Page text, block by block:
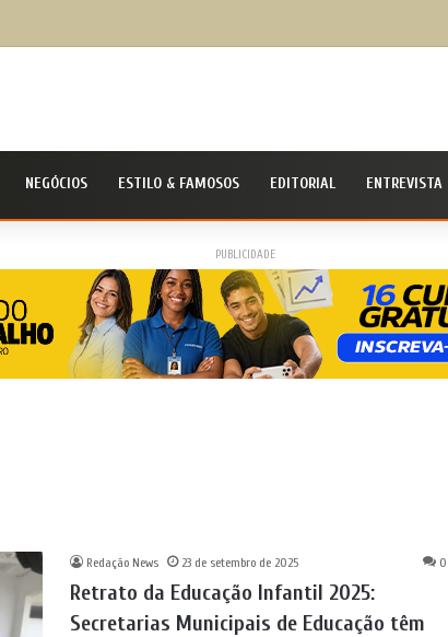
NEGÓCIOS ESTILO & FAMOSOS EDITORIAL ENTREVISTA
PUBLICIDADE
Redação News 23 de setembro de 2025 0
Retrato da Educação Infantil 2025:
Secretarias Municipais de Educação têm